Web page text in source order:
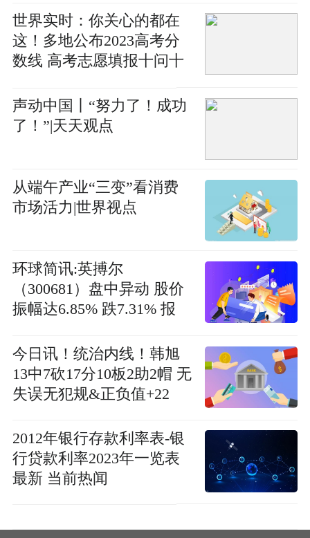
世界实时：你关心的都在
这！多地公布2023高考分
数线 高考志愿填报十问十
声动中国丨“努力了！成功
了！”|天天观点
从端午产业“三变”看消费
市场活力|世界视点
环球简讯:英搏尔
（300681）盘中异动 股价
振幅达6.85% 跌7.31% 报
今日讯！统治内线！韩旭
13中7砍17分10板2助2帽 无
失误无犯规&正负值+22
2012年银行存款利率表-银
行贷款利率2023年一览表
最新 当前热闻